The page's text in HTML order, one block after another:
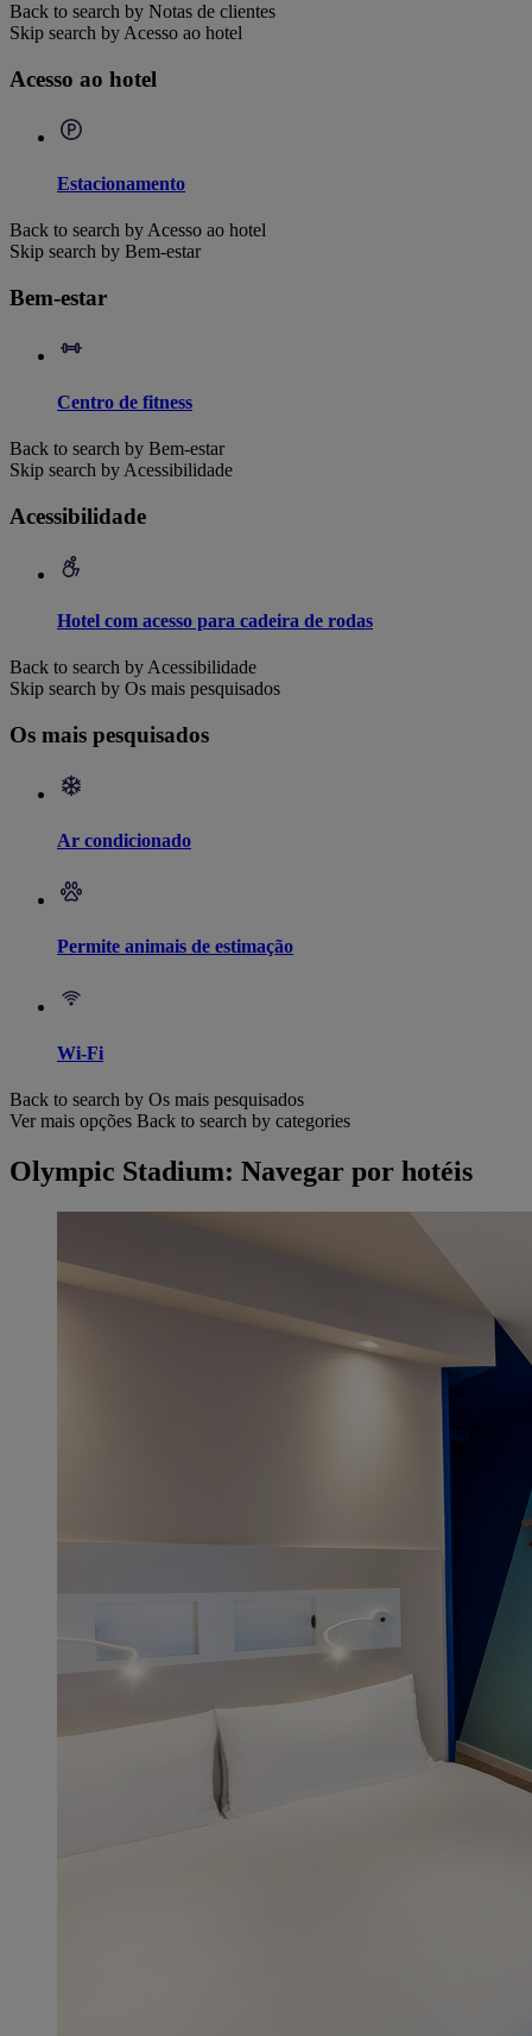
Back to search by Notas de clientes
Skip search by Acesso ao hotel
Acesso ao hotel
Estacionamento
Back to search by Acesso ao hotel
Skip search by Bem-estar
Bem-estar
Centro de fitness
Back to search by Bem-estar
Skip search by Acessibilidade
Acessibilidade
Hotel com acesso para cadeira de rodas
Back to search by Acessibilidade
Skip search by Os mais pesquisados
Os mais pesquisados
Ar condicionado
Permite animais de estimação
Wi-Fi
Back to search by Os mais pesquisados
Ver mais opções Back to search by categories
Olympic Stadium: Navegar por hotéis